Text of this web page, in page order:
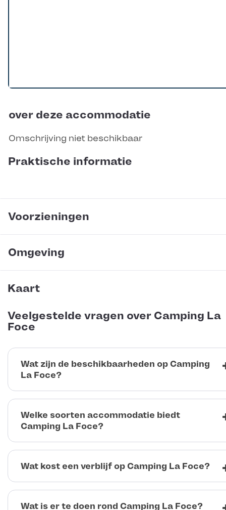
over deze accommodatie
Omschrijving niet beschikbaar
Praktische informatie
Voorzieningen
Omgeving
Kaart
Veelgestelde vragen over Camping La
Foce
Wat zijn de beschikbaarheden op Camping
La Foce?
Welke soorten accommodatie biedt
Camping La Foce?
Wat kost een verblijf op Camping La Foce?
Wat is er te doen rond Camping La Foce?